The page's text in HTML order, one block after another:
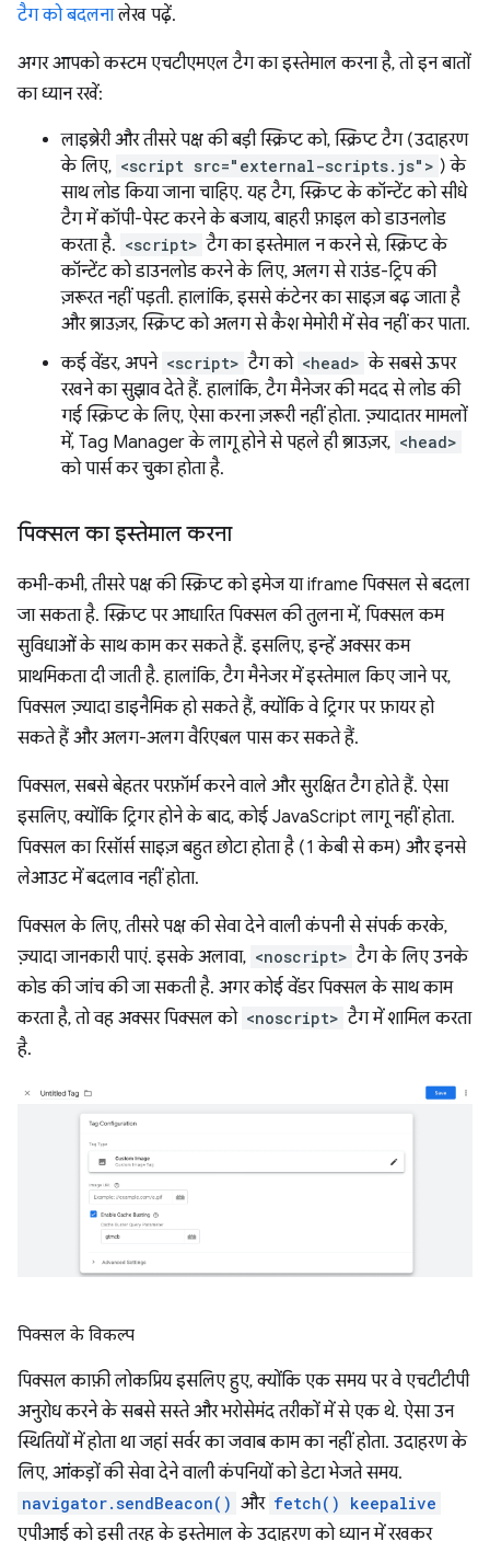
टैग को बदलनालेख पढ़ें.
अगर आपको कस्टम एचटीएमएल टैग का इस्तेमाल करना है, तो इन बातों
का ध्यान रखें:
लाइब्रेरी और तीसरे पक्ष की बड़ी स्क्रिप्ट को, स्क्रिप्ट टैग (उदाहरण
के लिए, <script src="external-scripts.js"> ) के
साथ लोड किया जाना चाहिए. यह टैग, स्क्रिप्ट के कॉन्टेंट को सीधे
टैग में कॉपी-पेस्ट करने के बजाय, बाहरी फ़ाइल को डाउनलोड
करता है. <script> टैग का इस्तेमाल न करने से, स्क्रिप्ट के
कॉन्टेंट को डाउनलोड करने के लिए, अलग से राउंड-ट्रिप की
ज़रूरत नहीं पड़ती. हालांकि, इससे कंटेनर का साइज़ बढ़ जाता है
और ब्राउज़र, स्क्रिप्ट को अलग से कैश मेमोरी में सेव नहीं कर पाता.
कई वेंडर, अपने <script> टैग को <head> के सबसे ऊपर
रखने का सुझाव देते हैं. हालांकि, टैग मैनेजर की मदद से लोड की
गई स्क्रिप्ट के लिए, ऐसा करना ज़रूरी नहीं होता. ज़्यादातर मामलों
में, Tag Manager के लागू होने से पहले ही ब्राउज़र, <head>
को पार्स कर चुका होता है.
पिक्सल का इस्तेमाल करना
कभी-कभी, तीसरे पक्ष की स्क्रिप्ट को इमेज या iframe पिक्सल से बदला
जा सकता है. स्क्रिप्ट पर आधारित पिक्सल की तुलना में, पिक्सल कम
सुविधाओं के साथ काम कर सकते हैं. इसलिए, इन्हें अक्सर कम
प्राथमिकता दी जाती है. हालांकि, टैग मैनेजर में इस्तेमाल किए जाने पर,
पिक्सल ज़्यादा डाइनैमिक हो सकते हैं, क्योंकि वे ट्रिगर पर फ़ायर हो
सकते हैं और अलग-अलग वैरिएबल पास कर सकते हैं.
पिक्सल, सबसे बेहतर परफ़ॉर्म करने वाले और सुरक्षित टैग होते हैं. ऐसा
इसलिए, क्योंकि ट्रिगर होने के बाद, कोई JavaScript लागू नहीं होता.
पिक्सल का रिसॉर्स साइज़ बहुत छोटा होता है (1 केबी से कम) और इनसे
लेआउट में बदलाव नहीं होता.
पिक्सल के लिए, तीसरे पक्ष की सेवा देने वाली कंपनी से संपर्क करके,
ज़्यादा जानकारी पाएं. इसके अलावा, <noscript> टैग के लिए उनके
कोड की जांच की जा सकती है. अगर कोई वेंडर पिक्सल के साथ काम
करता है, तो वह अक्सर पिक्सल को <noscript> टैग में शामिल करता
है.
पिक्सल के विकल्प
पिक्सल काफ़ी लोकप्रिय इसलिए हुए, क्योंकि एक समय पर वे एचटीटीपी
अनुरोध करने के सबसे सस्ते और भरोसेमंद तरीकों में से एक थे. ऐसा उन
स्थितियों में होता था जहां सर्वर का जवाब काम का नहीं होता. उदाहरण के
लिए, आंकड़ों की सेवा देने वाली कंपनियों को डेटा भेजते समय.
navigator.sendBeacon() और fetch() keepalive
एपीआई को इसी तरह के इस्तेमाल के उदाहरण को ध्यान में रखकर